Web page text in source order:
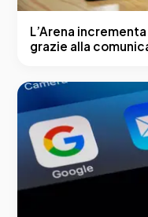
L’Arena
grazie alla